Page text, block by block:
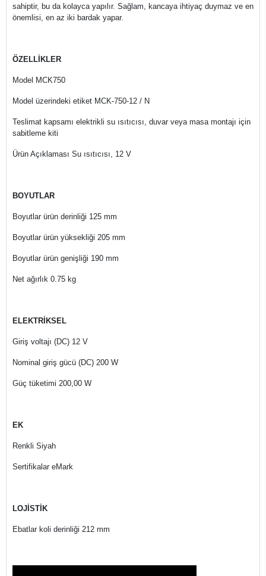
sahiptir, bu da kolayca yapılır. Sağlam, kancaya ihtiyaç duymaz ve en
önemlisi, en az iki bardak yapar.
ÖZELLİKLER
Model MCK750
Model üzerindeki etiket MCK-750-12 / N
Teslimat kapsamı elektrikli su ısıtıcısı, duvar veya masa montajı için
sabitleme kiti
Ürün Açıklaması Su ısıtıcısı, 12 V
BOYUTLAR
Boyutlar ürün derinliği 125 mm
Boyutlar ürün yüksekliği 205 mm
Boyutlar ürün genişliği 190 mm
Net ağırlık 0.75 kg
ELEKTRİKSEL
Giriş voltajı (DC) 12 V
Nominal giriş gücü (DC) 200 W
Güç tüketimi 200,00 W
EK
Renkli Siyah
Sertifikalar eMark
LOJİSTİK
Ebatlar koli derinliği 212 mm